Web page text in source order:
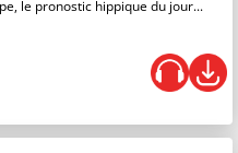
le pronostic hippique du jour...